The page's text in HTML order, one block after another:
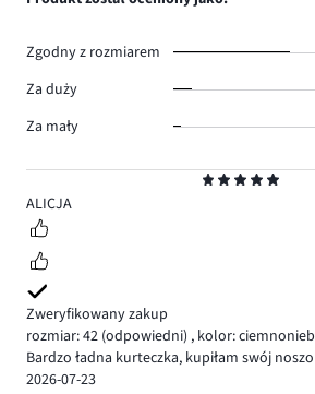
5
ALICJA
Zweryfikowany zakup
rozmiar: 42 (odpowiedni) , kolor:
Bardzo ładna kurteczka, kupiłam swój
2026-07-23
Zgodny z rozmiarem
Za duży
Za mały